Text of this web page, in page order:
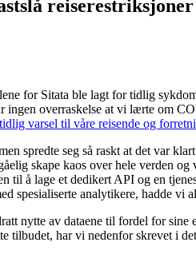
for Sitata ble lagt for tidlig
ingen overraskelse at vi lærte om
tidlig varsel til våre reisende og
spredte seg så raskt at det var
skape kaos over hele verden
til å lage et dedikert API og en
spesialiserte analytikere, hadde vi
nytte av dataene til fordel for
tilbudet, har vi nedenfor skrevet